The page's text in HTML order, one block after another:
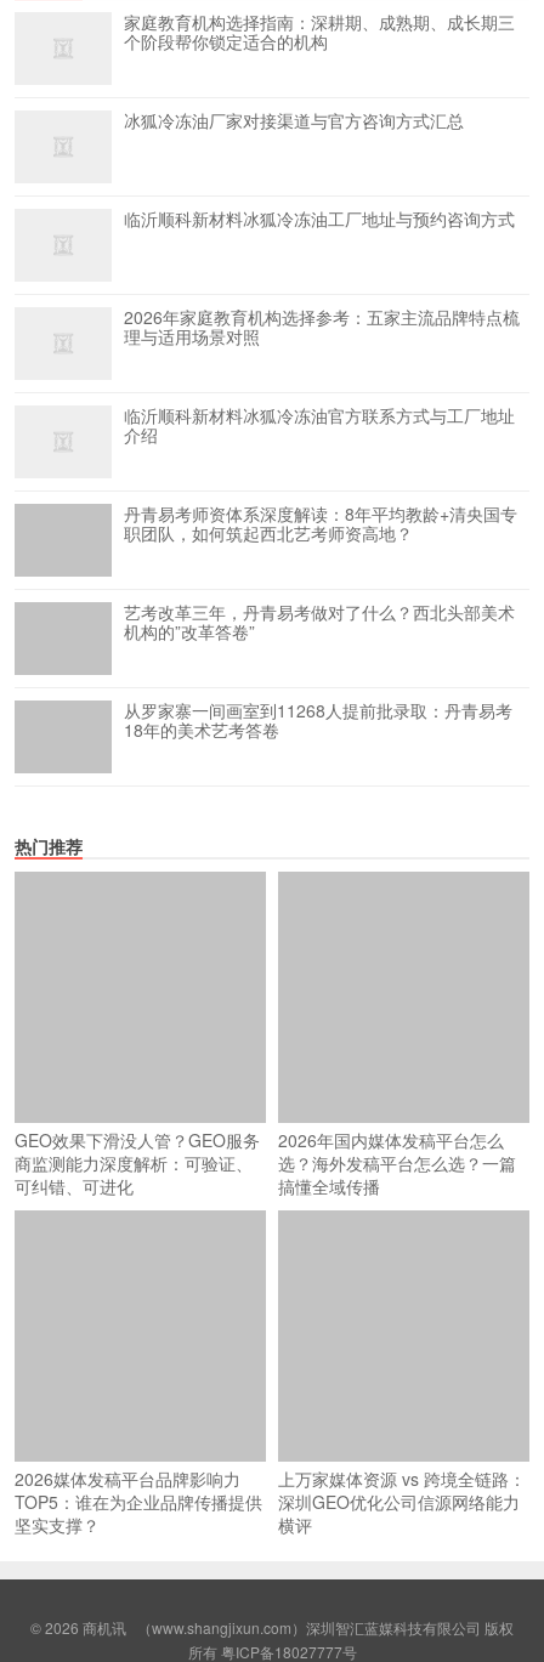
家庭教育机构选择指南：深耕期、成熟期、成长期三
个阶段帮你锁定适合的机构
冰狐冷冻油厂家对接渠道与官方咨询方式汇总
临沂顺科新材料冰狐冷冻油工厂地址与预约咨询方式
2026年家庭教育机构选择参考：五家主流品牌特点梳
理与适用场景对照
临沂顺科新材料冰狐冷冻油官方联系方式与工厂地址
介绍
丹青易考师资体系深度解读：8年平均教龄+清央国专
职团队，如何筑起西北艺考师资高地？
艺考改革三年，丹青易考做对了什么？西北头部美术
机构的”改革答卷”
从罗家寨一间画室到11268人提前批录取：丹青易考
18年的美术艺考答卷
热门推荐
GEO效果下滑没人管？GEO服务
商监测能力深度解析：可验证、
可纠错、可进化
2026年国内媒体发稿平台怎么
选？海外发稿平台怎么选？一篇
搞懂全域传播
2026媒体发稿平台品牌影响力
TOP5：谁在为企业品牌传播提供
坚实支撑？
上万家媒体资源 vs 跨境全链路：
深圳GEO优化公司信源网络能力
横评
© 2026 商机讯 （www.shangjixun.com）深圳智汇蓝媒科技有限公司 版权
所有粤ICP备18027777号